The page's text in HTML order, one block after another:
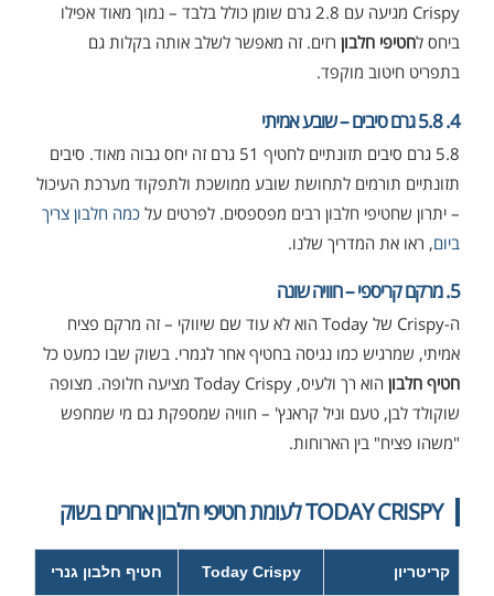
Crispy מגיעה עם 2.8 גרם שומן כולל בלבד – נמוך מאוד אפילו
ביחס לחטיפי חלבון רזים. זה מאפשר לשלב אותה בקלות גם
בתפריט חיטוב מוקפד.
4. 5.8 גרם סיבים – שובע אמיתי
5.8 גרם סיבים תזונתיים לחטיף 51 גרם זה יחס גבוה מאוד. סיבים
תזונתיים תורמים לתחושת שובע ממושכת ולתפקוד מערכת העיכול
– יתרון שחטיפי חלבון רבים מפספסים. לפרטים על כמה חלבון צריך
ביום, ראו את המדריך שלנו.
5. מרקם קריספי – חוויה שונה
ה-Crispy של Today הוא לא עוד שם שיווקי – זה מרקם פציח
אמיתי, שמרגיש כמו נגיסה בחטיף אחר לגמרי. בשוק שבו כמעט כל
חטיף חלבון
הוא רך ולעיס, Today Crispy מציעה חלופה. מצופה
שוקולד לבן, טעם וניל קראנץ' – חוויה שמספקת גם מי שמחפש
"משהו פציח" בין הארוחות.
TODAY CRISPY לעומת חטיפי חלבון אחרים בשוק
קריטריון Today Crispy חטיף חלבון גנרי